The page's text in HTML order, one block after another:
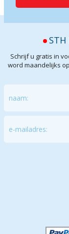
STH
Schrijf u gratis in
word maandelijks
naam:
e-mailadres: